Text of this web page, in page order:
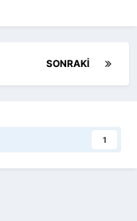
SONRAKI
1